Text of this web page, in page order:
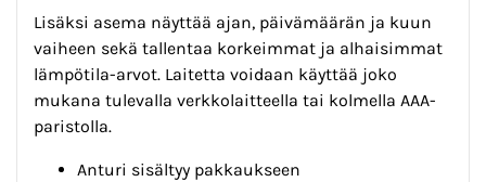
Lisäksi asema näyttää ajan, päivämäärän ja kuun
vaiheen sekä tallentaa korkeimmat ja alhaisimmat
lämpötila-arvot. Laitetta voidaan käyttää joko
mukana tulevalla verkkolaitteella tai kolmella AAA-
paristolla.
Anturi sisältyy pakkaukseen